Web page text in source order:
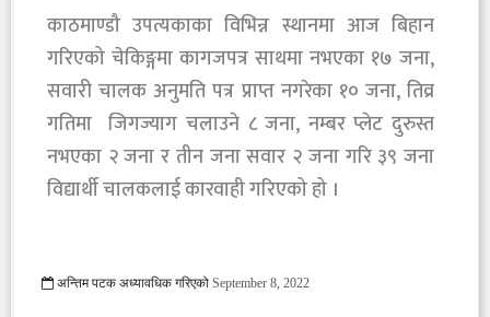
काठमाण्डौ उपत्यकाका विभिन्न स्थानमा आज बिहान
गरिएको चेकिङ्गमा कागजपत्र साथमा नभएका १७ जना,
सवारी चालक अनुमति पत्र प्राप्त नगरेका १० जना, तिव्र
गतिमा जिगज्याग चलाउने ८ जना, नम्बर प्लेट दुरुस्त
नभएका २ जना र तीन जना सवार २ जना गरि ३९ जना
विद्यार्थी चालकलाई कारवाही गरिएको हो ।
अन्तिम पटक अध्यावधिक गरिएको September 8, 2022